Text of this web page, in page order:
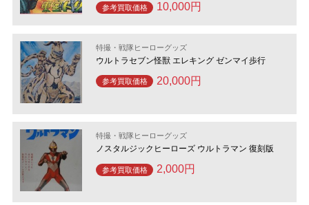
参考買取価格 10,000円
特撮・戦隊ヒーローグッズ
ウルトラセブン怪獣 エレキング ゼンマイ歩行
参考買取価格 20,000円
特撮・戦隊ヒーローグッズ
ノスタルジックヒーローズ ウルトラマン 復刻版
参考買取価格 2,000円